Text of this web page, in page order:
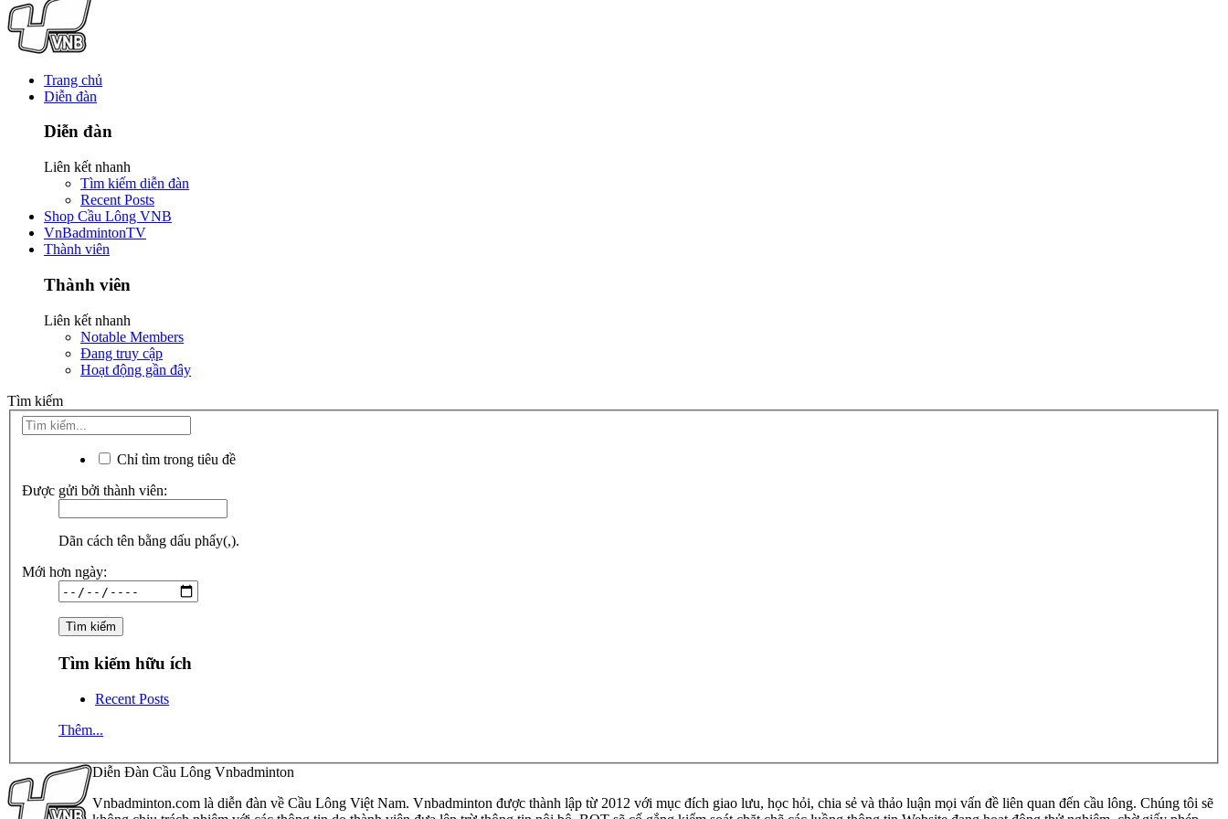
Trang chủ
Diễn đàn
Diễn đàn
Liên kết nhanh
Tìm kiếm diễn đàn
Recent Posts
Shop Cầu Lông VNB
VnBadmintonTV
Thành viên
Thành viên
Liên kết nhanh
Notable Members
Đang truy cập
Hoạt động gần đây
Tìm kiếm
Chỉ tìm trong tiêu đề
Được gửi bởi thành viên:
Dãn cách tên bằng dấu phẩy(,).
Mới hơn ngày:
Tìm kiếm hữu ích
Recent Posts
Thêm...
Diễn Đàn Cầu Lông Vnbadminton
Vnbadminton.com là diễn đàn về Cầu Lông Việt Nam. Vnbadminton được thành lập từ 2012 với mục đích giao lưu, học hỏi, chia sẻ và thảo luận mọi vấn đề liên quan đến cầu lông. Chúng tôi sẽ